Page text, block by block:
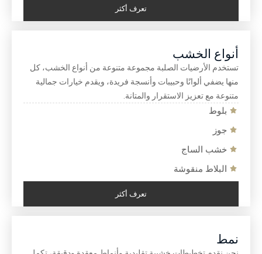
تعرف أكثر
أنواع الخشب
تستخدم الأرضيات الصلبة مجموعة متنوعة من أنواع الخشب، كل
منها يضفي ألوانًا وحبيبات وأنسجة فريدة، ويقدم خيارات جمالية
متنوعة مع تعزيز الاستقرار والمتانة.
بلوط
جوز
خشب الساج
البلاط منقوشة
تعرف أكثر
نمط